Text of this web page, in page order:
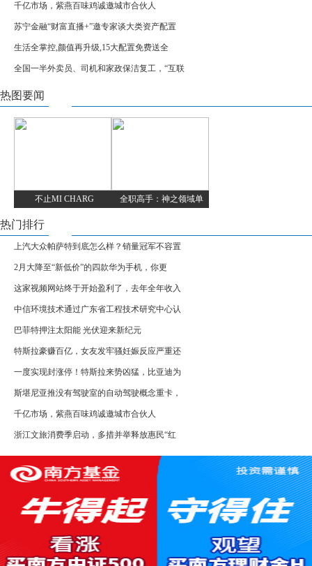
千亿市场，紫燕百味鸡诚邀城市合伙人
苏宁金融“财富直播+”邀专家谈大类资产配置
生活全掌控,颜值再升级,15大配置免费送全
全国一半外卖员、司机和家政保洁复工，“互联
热图要闻
不止MI CHARG 全职高手：神之领域单
热门排行
上汽大众帕萨特到底怎么样？销量冠军不容置
2月大降至“新低价”的四款华为手机，你更
这家视频网站终于开始盈利了，去年全年收入
中信环境技术通过广东省工程技术研究中心认
巴菲特押注太阳能 光伏迎来新纪元
特斯拉豪赚百亿，女友发牢骚妊娠反应严重还
一度实现封涨停！特斯拉来势凶猛，比亚迪为
斯堪尼亚推没有驾驶室的自动驾驶概念重卡，
千亿市场，紫燕百味鸡诚邀城市合伙人
浙江文旅消费季启动，多措并举释放惠民“红